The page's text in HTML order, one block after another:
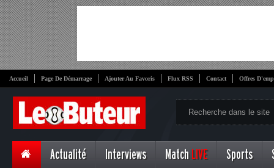
Accueil Page De Démarrage Ajouter Au Favoris Flux RSS Contact Offres
Actualité Interviews Match LIVE Sports